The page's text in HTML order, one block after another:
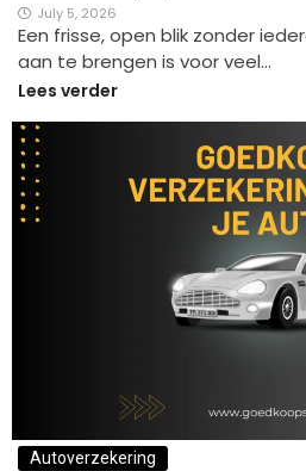
July 5, 2026
Een frisse, open blik zonder
aan te brengen is voor veel…
Lees verder
Autoverzekering